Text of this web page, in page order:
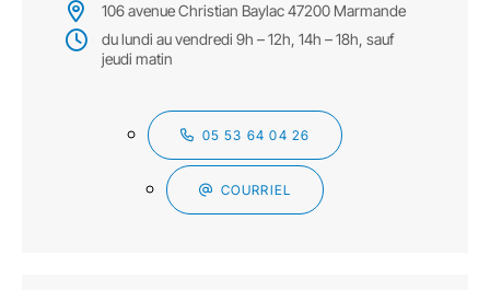
106 avenue Christian Baylac 47200 Marmande
du lundi au vendredi 9h – 12h, 14h – 18h, sauf
jeudi matin
05 53 64 04 26
COURRIEL